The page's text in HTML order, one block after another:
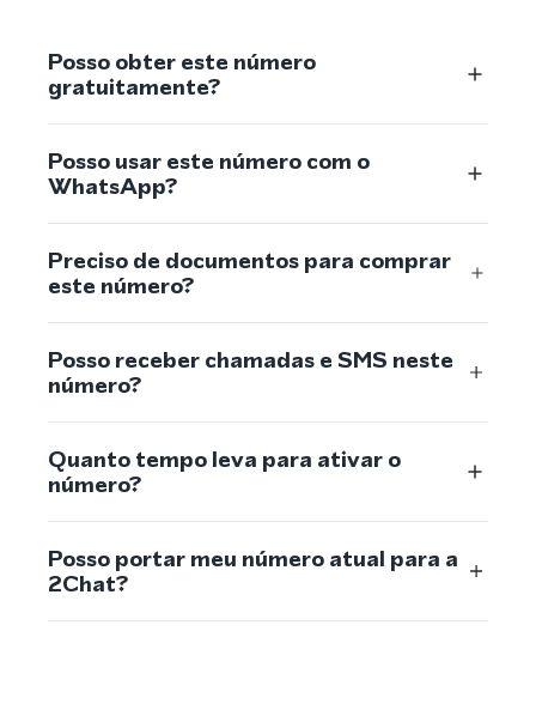
Posso obter este número
gratuitamente?
Posso usar este número com o
WhatsApp?
Preciso de documentos para comprar
este número?
Posso receber chamadas e SMS neste
número?
Quanto tempo leva para ativar o
número?
Posso portar meu número atual para a
2Chat?